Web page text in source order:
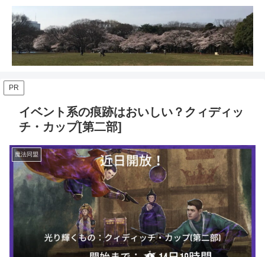
PR
イベント系の痕跡はおいしい？クィディッ
チ・カップ[第二部]
魔法同盟